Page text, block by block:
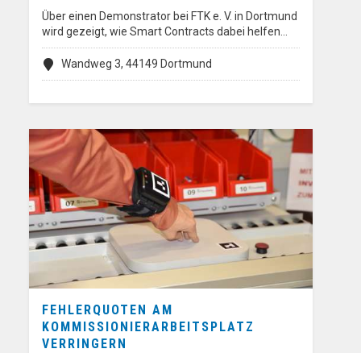
Über einen Demonstrator bei FTK e. V. in Dortmund
wird gezeigt, wie Smart Contracts dabei helfen…
Wandweg 3, 44149 Dortmund
FEHLERQUOTEN AM
KOMMISSIONIERARBEITSPLATZ
VERRINGERN